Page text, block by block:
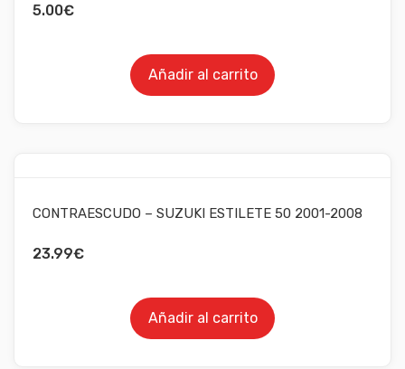
5.00€
Añadir al carrito
CONTRAESCUDO – SUZUKI ESTILETE 50 2001-2008
23.99€
Añadir al carrito